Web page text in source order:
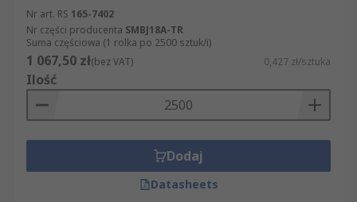
Nr art. RS 165-7402
Nr części producenta SMBJ18A-TR
Suma częściowa (1 rolka po 2500 sztuk/i)
1 067,50 zł(bez VAT) 0,427 zł/sztuka
Ilość
Dodaj
Datasheets